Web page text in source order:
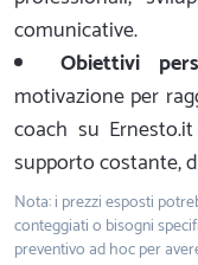
comunicative.
Obiettivi
motivazione per
coach su
supporto costante,
Nota: i prezzi esposti
conteggiati o bisogni
preventivo ad hoc per